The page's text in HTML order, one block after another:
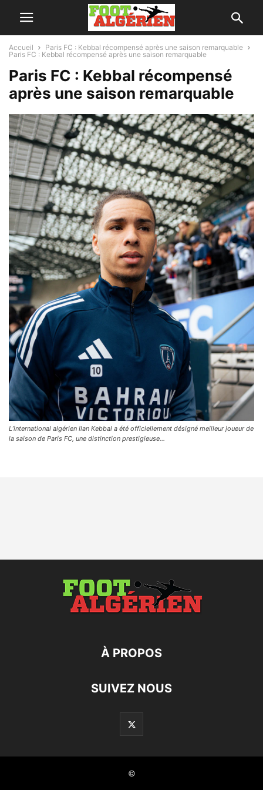
Accueil
Paris FC : Kebbal récompensé après une saison remarquable
Paris FC : Kebbal récompensé après une saison remarquable
Paris FC : Kebbal récompensé
après une saison remarquable
L’international algérien Ilan Kebbal a été officiellement désigné meilleur joueur de
la saison de Paris FC, une distinction prestigieuse…
À PROPOS
SUIVEZ NOUS
©